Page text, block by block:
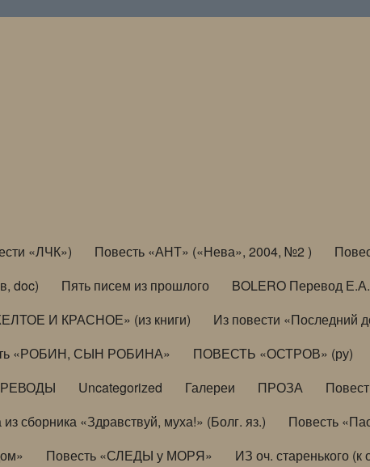
«ЛЧК») Повесть «АНТ» («Нева», 2004, №2 )
doc) Пять писем из прошлого
BOLERO Перевод
И КРАСНОЕ» (из книги)
Из повести «Последний
«РОБИН, СЫН РОБИНА»
ПОВЕСТЬ «ОСТРОВ» (ру)
Uncategorized Галереи ПРОЗА
сборника «Здравствуй, муха!» (Болг. яз.)
Повесть
Повесть «СЛЕДЫ у МОРЯ»
ИЗ оч. старенького